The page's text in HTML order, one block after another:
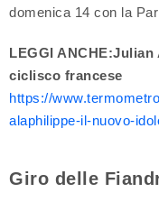
domenica 14 con la
LEGGI
ciclisco francese
https://
alaphilippe-il-nuovo-
Giro delle